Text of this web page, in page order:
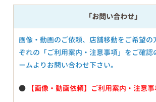
「お問い合わせ」
画像・動画のご依頼、店舗移動をご希望の
ぞれの「ご利用案内・注意事項」をご確認
ームよりお問い合わせ下さい。
● 【画像・動画依頼】ご利用案内・注意